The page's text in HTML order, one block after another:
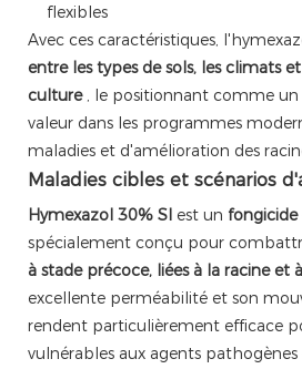
flexibles
Avec ces caractéristiques,
entre les types de sols, les climats
culture , le positionnant comme
valeur dans les programmes
maladies et d'amélioration des
Maladies cibles et scénarios
Hymexazol 30% Sl est un fongicide
spécialement conçu pour
à stade précoce, liées à la racine et
excellente perméabilité et son
rendent particulièrement efficace
vulnérables aux agents